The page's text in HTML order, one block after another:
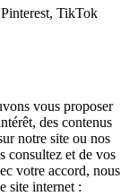
TikTok
vous proposer
des contenus
notre site ou nos
consultez et de vos
votre accord, nous
site internet :